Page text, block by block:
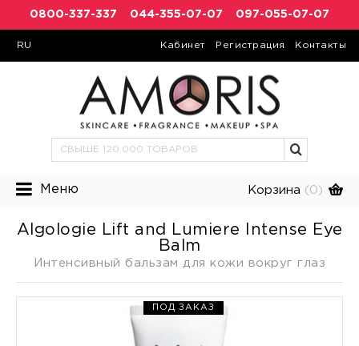
0800-337-337 044-355-07-07 097-055-07-07
RU Кабинет Регистрация Контакты
Меню Корзина (0)
Algologie Lift and Lumiere Intense Eye
Balm
Интенсивный бальзам для кожи вокруг глаз
ПОД ЗАКАЗ